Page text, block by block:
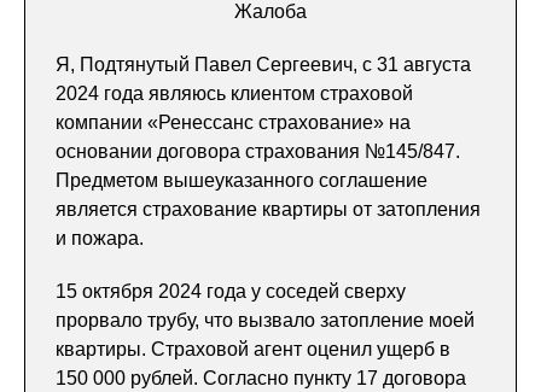
Жалоба
Я, Подтянутый Павел Сергеевич, с 31 августа
2024 года являюсь клиентом страховой
компании «Ренессанс страхование» на
основании договора страхования №145/847.
Предметом вышеуказанного соглашение
является страхование квартиры от затопления
и пожара.
15 октября 2024 года у соседей сверху
прорвало трубу, что вызвало затопление моей
квартиры. Страховой агент оценил ущерб в
150 000 рублей. Согласно пункту 17 договора